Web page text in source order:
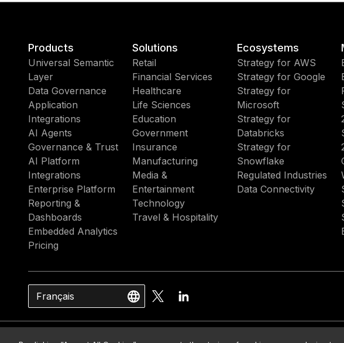
Products
Universal Semantic
Layer
Data Governance
Application
Integrations
AI Agents
Governance & Trust
AI Platform
Integrations
Enterprise Platform
Reporting &
Dashboards
Embedded Analytics
Pricing
Solutions
Retail
Financial Services
Healthcare
Life Sciences
Education
Government
Insurance
Manufacturing
Media &
Entertainment
Technology
Travel & Hospitality
Ecosystems
Strategy for AWS
Strategy for Google
Strategy for
Microsoft
Strategy for
Databricks
Strategy for
Snowflake
Regulated Industries
Data Connectivity
Français